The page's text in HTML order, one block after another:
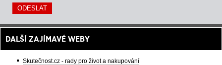
DALŠÍ ZAJÍMAVÉ WEBY
Skutečnost.cz - rady pro život a nakupování